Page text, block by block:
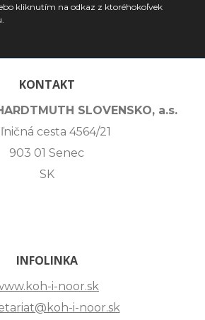
kliknutím na odkaz z ktoréhokoľvek
KONTAKT
SLOVENSKO, a.s.
cesta 4564/21
903 01 Senec
SK
INFOLINKA
i-noor.sk
i-noor.sk